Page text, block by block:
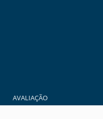
AVALIAÇÃO